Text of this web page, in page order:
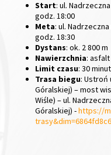
Start: ul.
godz. 18:00
Meta: ul.
godz. 18:30
Dystans: ok. 2 800 m
Nawierzchnia: asfalt
Limit czasu: 30 minut
Trasa biegu: Ustroń
Góralskiej) – most
Wiśle) – ul.
Góralskiej) -https://